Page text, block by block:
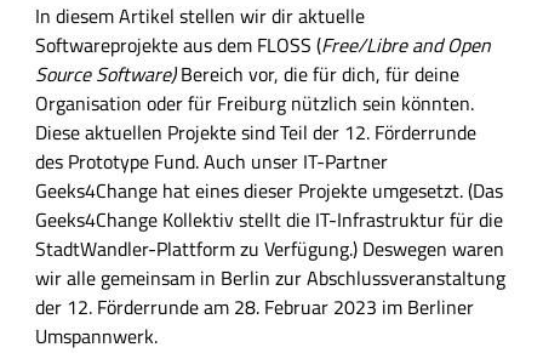
s
u
n
g
h
a
l
t
s
f
e
l
d
In diesem Artikel stellen wir dir aktuelle
Softwareprojekte aus dem FLOSS (Free/Libre and Open
Source Software)Bereich vor, die für dich, für deine
Organisation oder für Freiburg nützlich sein könnten.
Diese aktuellen Projekte sind Teil der 12. Förderrunde
des Prototype Fund. Auch unser IT-Partner
Geeks4Change hat eines dieser Projekte umgesetzt. (Das
Geeks4Change Kollektiv stellt die IT-Infrastruktur für die
StadtWandler-Plattform zu Verfügung.) Deswegen waren
wir alle gemeinsam in Berlin zur Abschlussveranstaltung
der 12. Förderrunde am 28. Februar 2023 im Berliner
Umspannwerk.